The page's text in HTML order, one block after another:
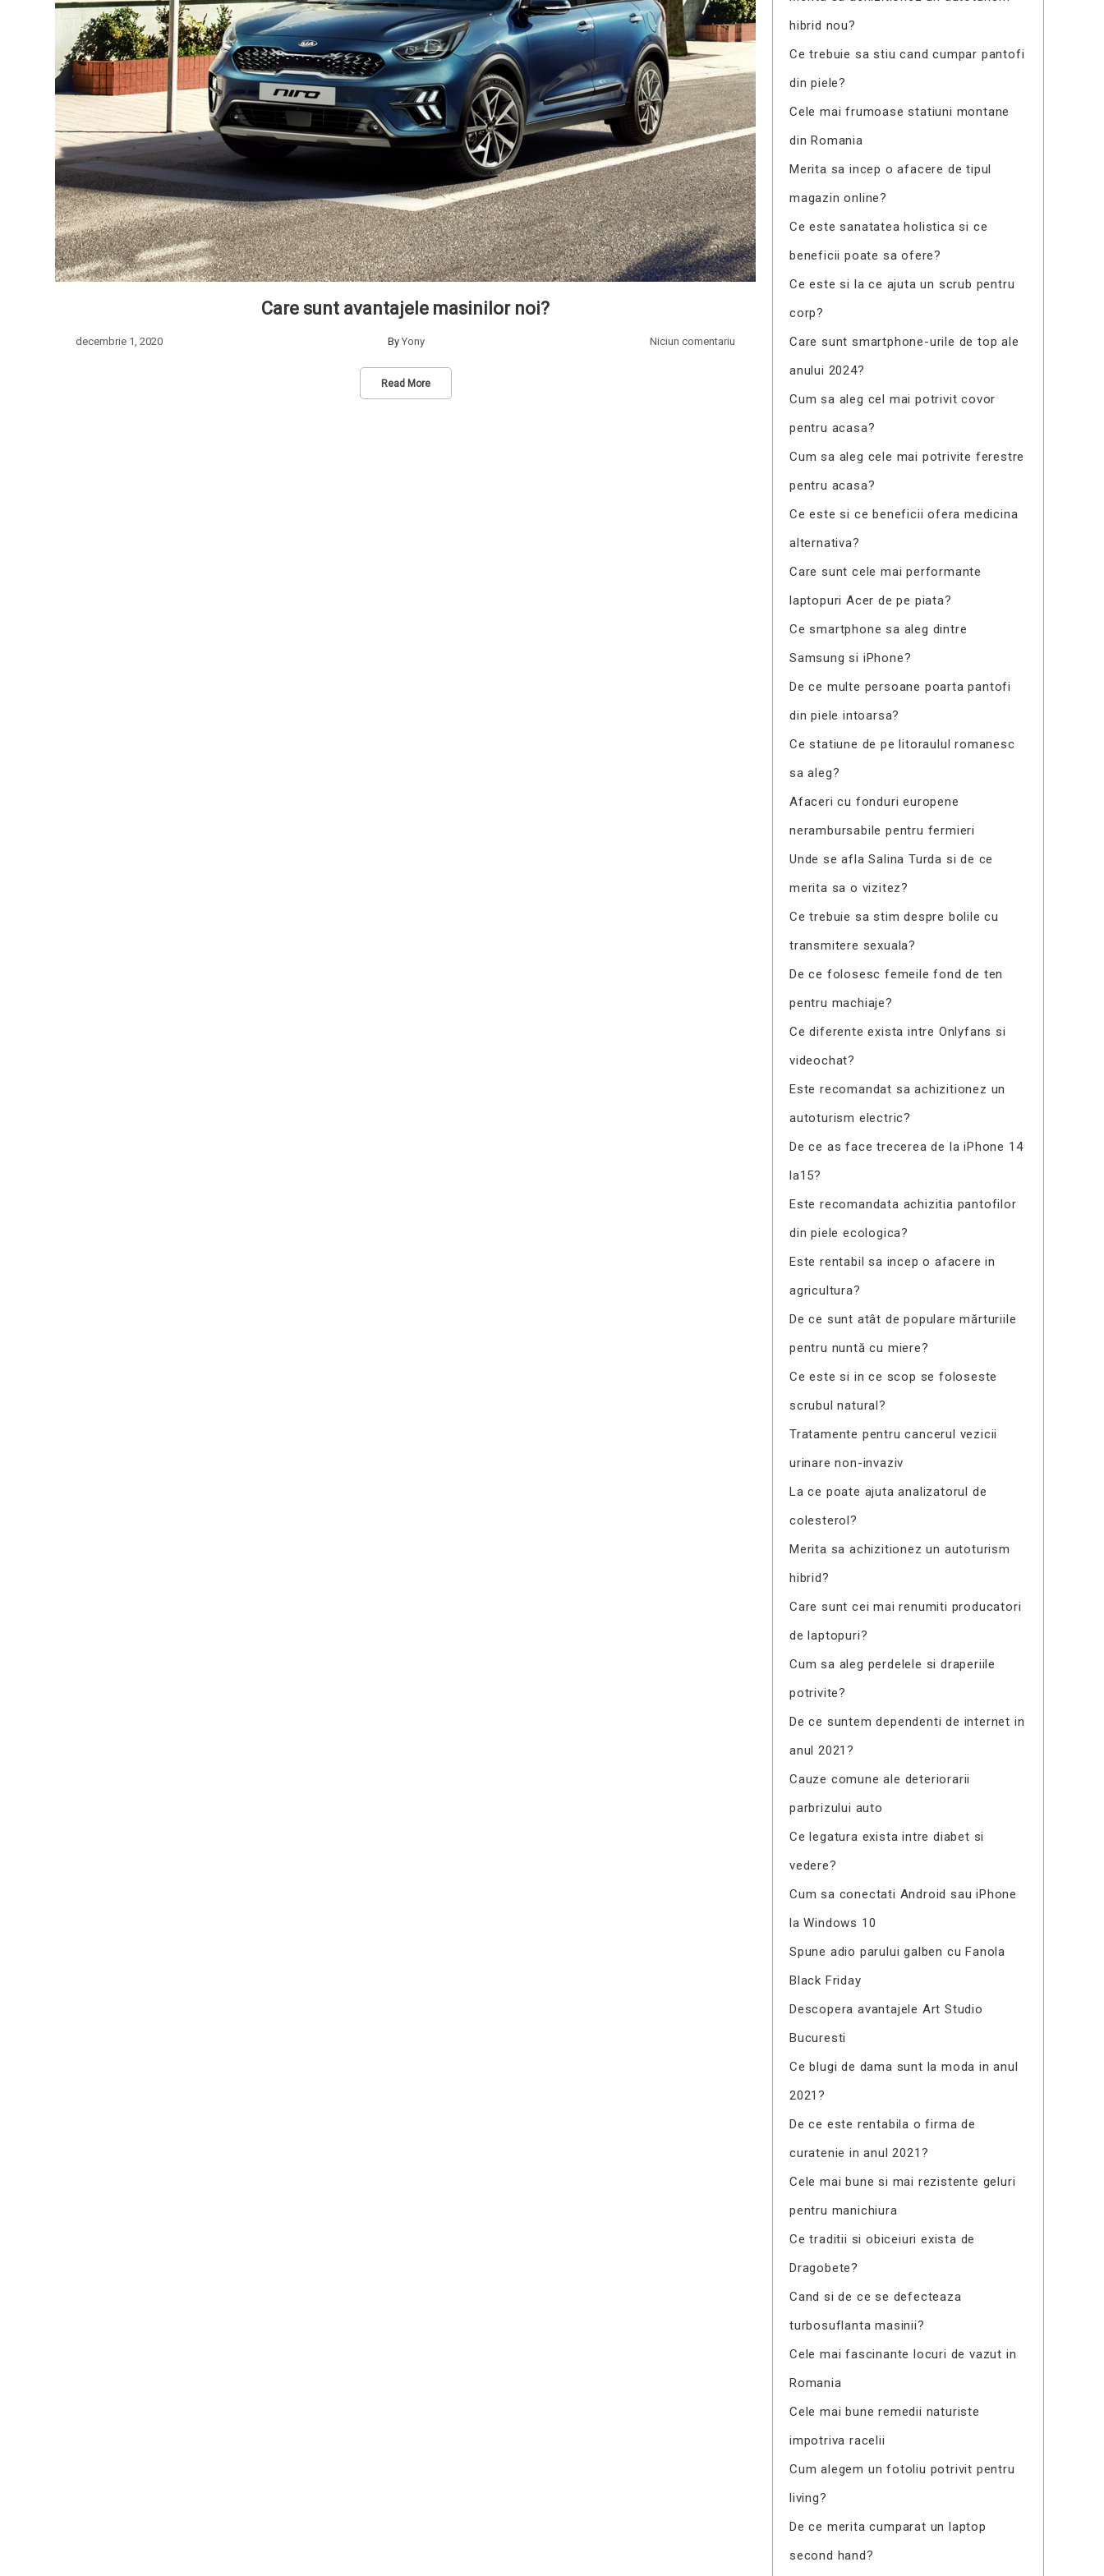
Care sunt avantajele masinilor noi?
decembrie 1, 2020 ByYony Niciun comentariu
Read More
hibrid nou?
Ce trebuie sa stiu cand cumpar pantofi
din piele?
Cele mai frumoase statiuni montane
din Romania
Merita sa incep o afacere de tipul
magazin online?
Ce este sanatatea holistica si ce
beneficii poate sa ofere?
Ce este si la ce ajuta un scrub pentru
corp?
Care sunt smartphone-urile de top ale
anului 2024?
Cum sa aleg cel mai potrivit covor
pentru acasa?
Cum sa aleg cele mai potrivite ferestre
pentru acasa?
Ce este si ce beneficii ofera medicina
alternativa?
Care sunt cele mai performante
laptopuri Acer de pe piata?
Ce smartphone sa aleg dintre
Samsung si iPhone?
De ce multe persoane poarta pantofi
din piele intoarsa?
Ce statiune de pe litoraulul romanesc
sa aleg?
Afaceri cu fonduri europene
nerambursabile pentru fermieri
Unde se afla Salina Turda si de ce
merita sa o vizitez?
Ce trebuie sa stim despre bolile cu
transmitere sexuala?
De ce folosesc femeile fond de ten
pentru machiaje?
Ce diferente exista intre Onlyfans si
videochat?
Este recomandat sa achizitionez un
autoturism electric?
De ce as face trecerea de la iPhone 14
la15?
Este recomandata achizitia pantofilor
din piele ecologica?
Este rentabil sa incep o afacere in
agricultura?
De ce sunt atât de populare mărturiile
pentru nuntă cu miere?
Ce este si in ce scop se foloseste
scrubul natural?
Tratamente pentru cancerul vezicii
urinare non-invaziv
La ce poate ajuta analizatorul de
colesterol?
Merita sa achizitionez un autoturism
hibrid?
Care sunt cei mai renumiti producatori
de laptopuri?
Cum sa aleg perdelele si draperiile
potrivite?
De ce suntem dependenti de internet in
anul 2021?
Cauze comune ale deteriorarii
parbrizului auto
Ce legatura exista intre diabet si
vedere?
Cum sa conectati Android sau iPhone
la Windows 10
Spune adio parului galben cu Fanola
Black Friday
Descopera avantajele Art Studio
Bucuresti
Ce blugi de dama sunt la moda in anul
2021?
De ce este rentabila o firma de
curatenie in anul 2021?
Cele mai bune si mai rezistente geluri
pentru manichiura
Ce traditii si obiceiuri exista de
Dragobete?
Cand si de ce se defecteaza
turbosuflanta masinii?
Cele mai fascinante locuri de vazut in
Romania
Cele mai bune remedii naturiste
impotriva racelii
Cum alegem un fotoliu potrivit pentru
living?
De ce merita cumparat un laptop
second hand?